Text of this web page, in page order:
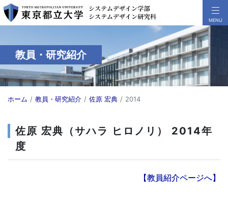
教員・研究紹介
ホーム 教員・研究紹介 佐原 宏典 2014
佐原 宏典（サハラ ヒロノリ） 2014年
度
【教員紹介ページへ】